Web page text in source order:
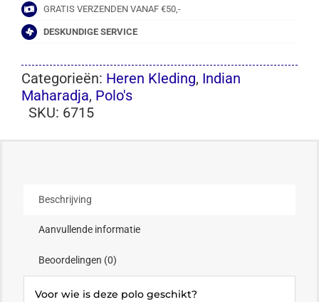
GRATIS VERZENDEN VANAF €50,-
DESKUNDIGE SERVICE
Categorieën: Heren Kleding, Indian
Maharadja, Polo's
SKU: 6715
Beschrijving
Aanvullende informatie
Beoordelingen (0)
Voor wie is deze polo geschikt?